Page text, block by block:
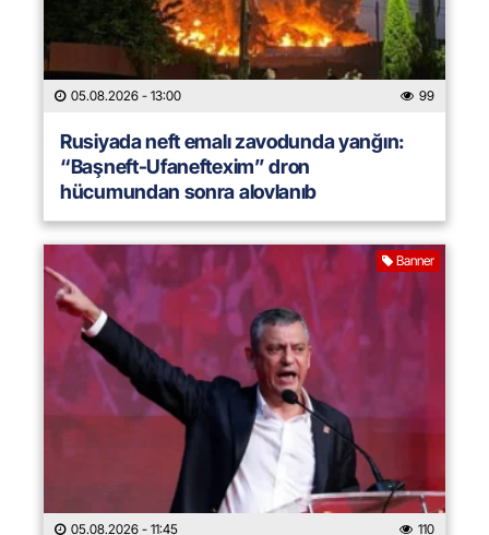
05.08.2026 - 13:00 99
Rusiyada neft emalı zavodunda yanğın:
“Başneft-Ufaneftexim” dron
hücumundan sonra alovlanıb
Banner
05.08.2026 - 11:45 110